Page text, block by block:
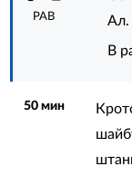
РАВ
Ал.
В
50 мин